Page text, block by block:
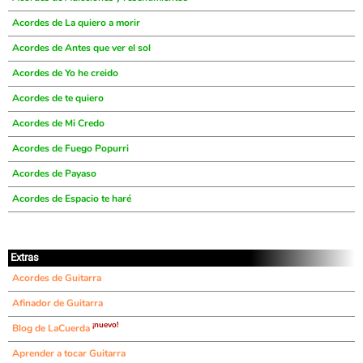
Acordes de La quiero a morir
Acordes de Antes que ver el sol
Acordes de Yo he creido
Acordes de te quiero
Acordes de Mi Credo
Acordes de Fuego Popurri
Acordes de Payaso
Acordes de Espacio te haré
Extras
Acordes de Guitarra
Afinador de Guitarra
Blog de LaCuerda ¡nuevo!
Aprender a tocar Guitarra